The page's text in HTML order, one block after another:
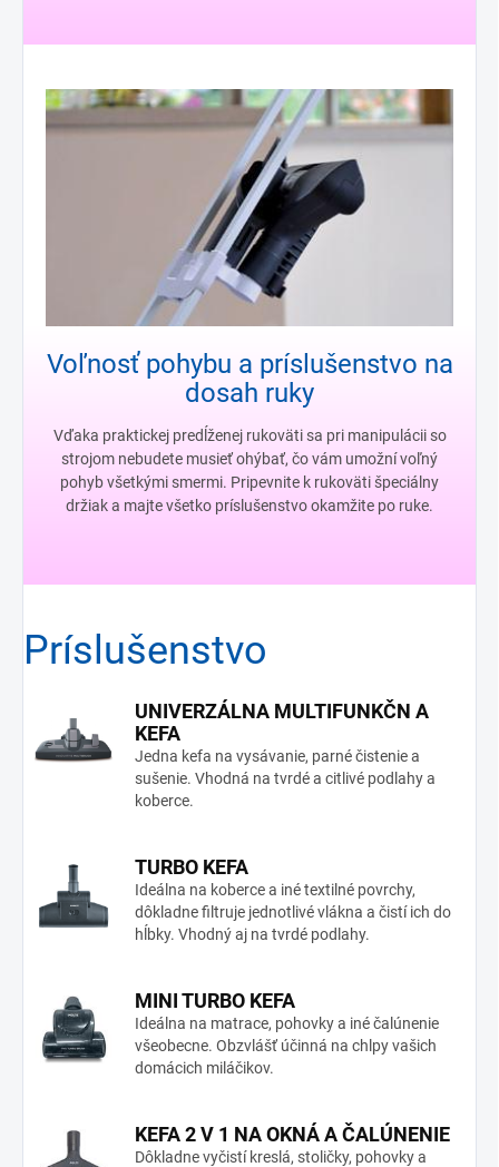
Voľnosť pohybu a príslušenstvo na
dosah ruky
Vďaka praktickej predĺženej rukoväti sa pri manipulácii so
strojom nebudete musieť ohýbať, čo vám umožní voľný
pohyb všetkými smermi. Pripevnite k rukoväti špeciálny
držiak a majte všetko príslušenstvo okamžite po ruke.
Príslušenstvo
UNIVERZÁLNA MULTIFUNKČN A
KEFA
Jedna kefa na vysávanie, parné čistenie a
sušenie. Vhodná na tvrdé a citlivé podlahy a
koberce.
TURBO KEFA
Ideálna na koberce a iné textilné povrchy,
dôkladne filtruje jednotlivé vlákna a čistí ich do
hĺbky. Vhodný aj na tvrdé podlahy.
MINI TURBO KEFA
Ideálna na matrace, pohovky a iné čalúnenie
všeobecne. Obzvlášť účinná na chlpy vašich
domácich miláčikov.
KEFA 2 V 1 NA OKNÁ A ČALÚNENIE
Dôkladne vyčistí kreslá, stoličky, pohovky a